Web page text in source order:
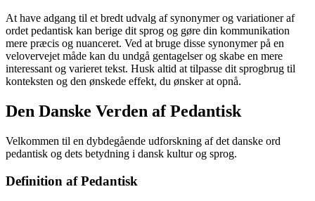
At have adgang til et bredt udvalg af synonymer og variationer af
ordet pedantisk kan berige dit sprog og gøre din kommunikation
mere præcis og nuanceret. Ved at bruge disse synonymer på en
velovervejet måde kan du undgå gentagelser og skabe en mere
interessant og varieret tekst. Husk altid at tilpasse dit sprogbrug til
konteksten og den ønskede effekt, du ønsker at opnå.
Den Danske Verden af Pedantisk
Velkommen til en dybdegående udforskning af det danske ord
pedantisk og dets betydning i dansk kultur og sprog.
Definition af Pedantisk